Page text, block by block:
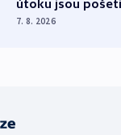
útoku jsou
míní estonský
7. 8. 2026